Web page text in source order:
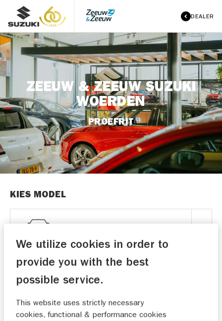
DEALER
ZEEUW & ZEEUW SUZUKI
WOERDEN
PROEFRIT
KIES MODEL
Jouw Suzuki-dealer heeft meestal de beschikking
over de meest uitgebreide uitvoering van het model.
VOORKEURSDATUM
We utilize cookies in order to
provide you with the best
possible service.
This website uses strictly necessary
cookies, functional & performance cookies